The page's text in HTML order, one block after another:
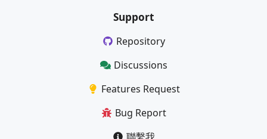
Support
Repository
Discussions
Features Request
Bug Report